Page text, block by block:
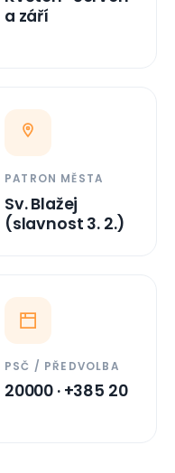
a září
PATRON MĚSTA
Sv. Blažej
(slavnost 3. 2.)
PSČ / PŘEDVOLBA
20000 · +385 20